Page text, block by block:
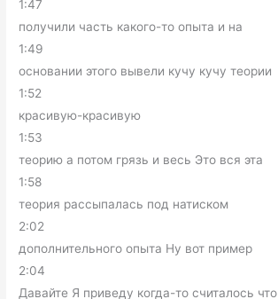
1:47
получили часть какого-то опыта и на
1:49
основании этого вывели кучу кучу теории
1:52
красивую-красивую
1:53
теорию а потом грязь и весь Это вся эта
1:58
теория рассыпалась под натиском
2:02
дополнительного опыта Ну вот пример
2:04
Давайте Я приведу когда-то считалось что